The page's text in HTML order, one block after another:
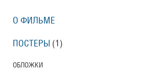
О ФИЛЬМЕ
ПОСТЕРЫ (1)
ОБЛОЖКИ